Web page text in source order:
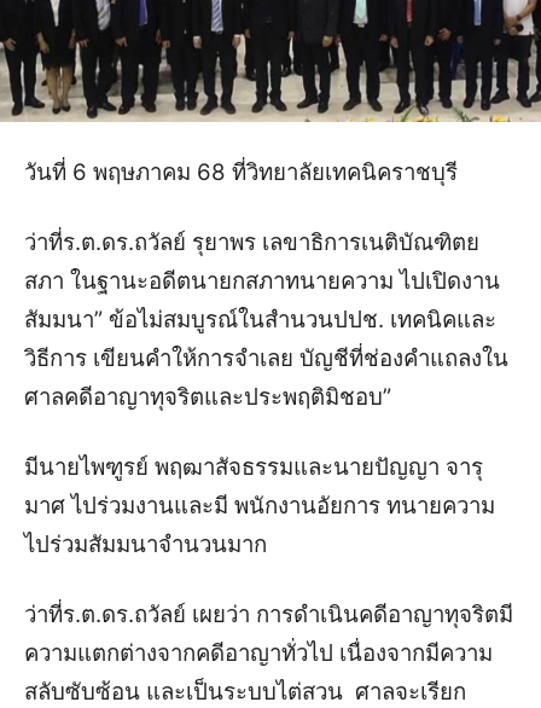
วันที่ 6 พฤษภาคม 68 ที่วิทยาลัยเทคนิคราชบุรี
ว่าที่ร.ต.ดร.ถวัลย์ รุยาพร เลขาธิการเนติบัณฑิตย
สภา ในฐานะอดีตนายกสภาทนายความ ไปเปิดงาน
สัมมนา” ข้อไม่สมบูรณ์ในสำนวนปปช. เทคนิคและ
วิธีการ เขียนคำให้การจำเลย บัญชีที่ช่องคำแถลงใน
ศาลคดีอาญาทุจริตและประพฤติมิชอบ”
มีนายไพฑูรย์ พฤฒาสัจธรรมและนายปัญญา จารุ
มาศ ไปร่วมงานและมี พนักงานอัยการ ทนายความ
ไปร่วมสัมมนาจำนวนมาก
ว่าที่ร.ต.ดร.ถวัลย์ เผยว่า การดำเนินคดีอาญาทุจริตมี
ความแตกต่างจากคดีอาญาทั่วไป เนื่องจากมีความ
สลับซับซ้อน และเป็นระบบไต่สวน ศาลจะเรียก